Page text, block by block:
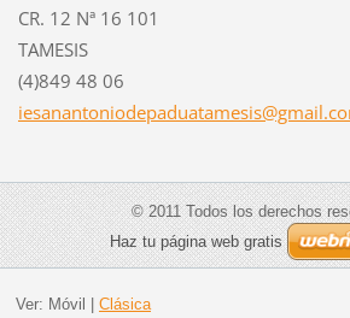
CR. 12 Nª 16 101
TAMESIS
(4)849 48 06
iesanantoniodepaduatamesis@gmail
© 2011 Todos los derechos
Haz tu página web gratis
Ver: Móvil Clásica